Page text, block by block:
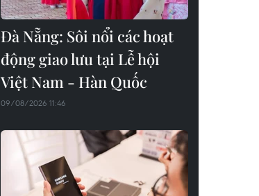
Đà Nẵng: Sôi nổi các hoạt
động giao lưu tại Lễ hội
Việt Nam - Hàn Quốc
09/08/2026 11:46